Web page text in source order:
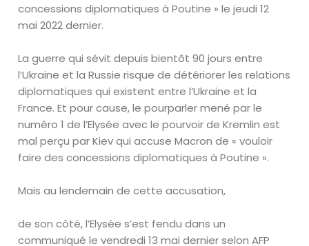
concessions diplomatiques à Poutine » le jeudi 12
mai 2022 dernier.
La guerre qui sévit depuis bientôt 90 jours entre
l’Ukraine et la Russie risque de détériorer les relations
diplomatiques qui existent entre l’Ukraine et la
France. Et pour cause, le pourparler mené par le
numéro 1 de l’Elysée avec le pourvoir de Kremlin est
mal perçu par Kiev qui accuse Macron de « vouloir
faire des concessions diplomatiques à Poutine ».
Mais au lendemain de cette accusation,
de son côté, l’Elysée s’est fendu dans un
communiqué le vendredi 13 mai dernier selon AFP